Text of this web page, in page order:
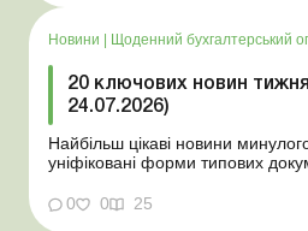
Новини | Щоденний бухгалтерський
20 ключових новин
24.07.2026)
Найбільш цікаві новини
уніфіковані форми типових
координаційного центру з
працівника виявлено статус «у
0 0 25